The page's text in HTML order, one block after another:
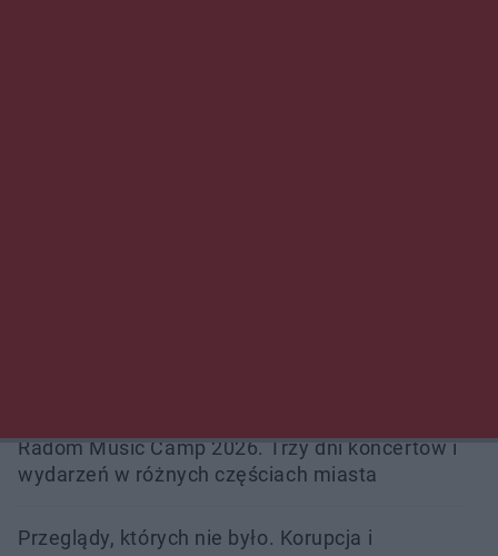
Radom Music Camp 2026. Trzy dni koncertów i
wydarzeń w różnych częściach miasta
Przeglądy, których nie było. Korupcja i